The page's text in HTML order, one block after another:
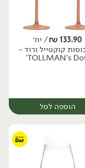
יח׳
133.90
₪/ יח׳
קוקטייל ורוד -
הוספה לסל